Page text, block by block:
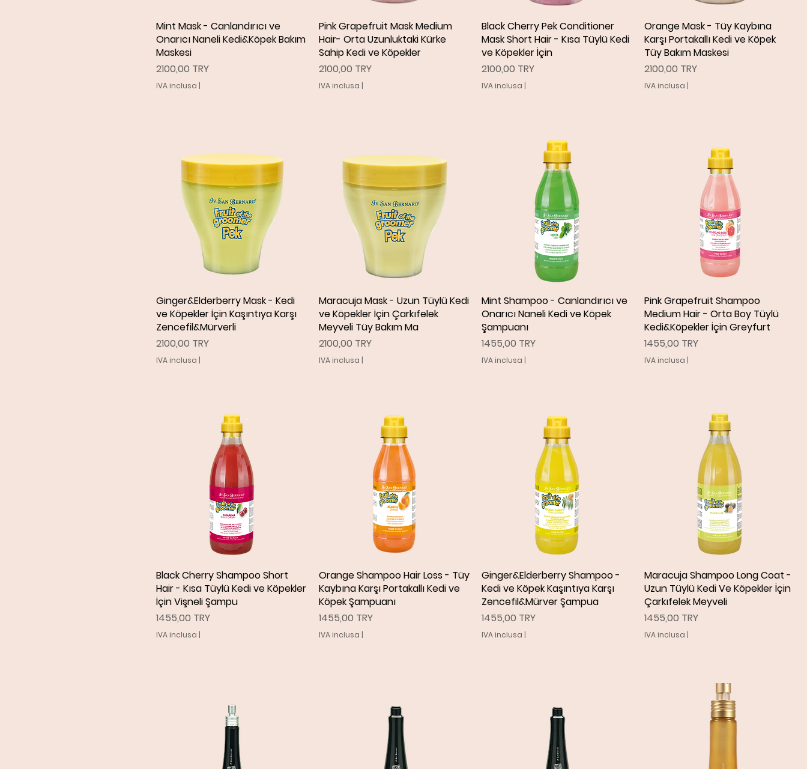
Vista rapida
Mint Mask - Canlandırıcı ve
Onarıcı Naneli Kedi&Köpek Bakım
Maskesi
Prezzo
2100,00 TRY
IVA inclusa |
Vista rapida
Pink Grapefruit Mask Medium
Hair- Orta Uzunluktaki Kürke
Sahip Kedi ve Köpekler
Prezzo
2100,00 TRY
IVA inclusa |
Vista rapida
Black Cherry Pek Conditioner
Mask Short Hair - Kısa Tüylü Kedi
ve Köpekler İçin
Prezzo
2100,00 TRY
IVA inclusa |
Vista rapida
Orange Mask - Tüy Kaybına
Karşı Portakallı Kedi ve Köpek
Tüy Bakım Maskesi
Prezzo
2100,00 TRY
IVA inclusa |
Vista rapida
Ginger&Elderberry Mask - Kedi
ve Köpekler İçin Kaşıntıya Karşı
Zencefil&Mürverli
Prezzo
2100,00 TRY
IVA inclusa |
Vista rapida
Maracuja Mask - Uzun Tüylü Kedi
ve Köpekler İçin Çarkıfelek
Meyveli Tüy Bakım Ma
Prezzo
2100,00 TRY
IVA inclusa |
Vista rapida
Mint Shampoo - Canlandırıcı ve
Onarıcı Naneli Kedi ve Köpek
Şampuanı
Prezzo
1455,00 TRY
IVA inclusa |
Vista rapida
Pink Grapefruit Shampoo
Medium Hair - Orta Boy Tüylü
Kedi&Köpekler İçin Greyfurt
Prezzo
1455,00 TRY
IVA inclusa |
Vista rapida
Black Cherry Shampoo Short
Hair - Kısa Tüylü Kedi ve Köpekler
İçin Vişneli Şampu
Prezzo
1455,00 TRY
IVA inclusa |
Vista rapida
Orange Shampoo Hair Loss - Tüy
Kaybına Karşı Portakallı Kedi ve
Köpek Şampuanı
Prezzo
1455,00 TRY
IVA inclusa |
Vista rapida
Ginger&Elderberry Shampoo -
Kedi ve Köpek Kaşıntıya Karşı
Zencefil&Mürver Şampua
Prezzo
1455,00 TRY
IVA inclusa |
Vista rapida
Maracuja Shampoo Long Coat -
Uzun Tüylü Kedi Ve Köpekler İçin
Çarkıfelek Meyveli
Prezzo
1455,00 TRY
IVA inclusa |